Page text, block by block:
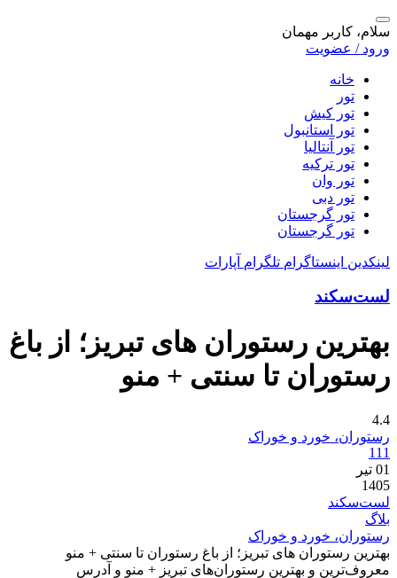
سلام، کاربر مهمان
ورود / عضویت
خانه
تور
تور کیش
تور استانبول
تور آنتالیا
تور ترکیه
تور وان
تور دبی
تور گرجستان
تور گرجستان
لینکدین اینستاگرام تلگرام آپارات
لست‌سکند
بهترین رستوران های تبریز؛ از باغ
رستوران تا سنتی + منو
4.4
رستوران، خورد و خوراک
111
01 تیر
1405
لست‌سکند
بلاگ
رستوران، خورد و خوراک
بهترین رستوران های تبریز؛ از باغ رستوران تا سنتی + منو
معروف‌ترین و بهترین رستوران‌های تبریز + منو و آدرس